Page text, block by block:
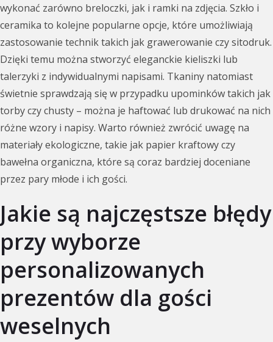
wykonać zarówno breloczki, jak i ramki na zdjęcia. Szkło i
ceramika to kolejne popularne opcje, które umożliwiają
zastosowanie technik takich jak grawerowanie czy sitodruk.
Dzięki temu można stworzyć eleganckie kieliszki lub
talerzyki z indywidualnymi napisami. Tkaniny natomiast
świetnie sprawdzają się w przypadku upominków takich jak
torby czy chusty – można je haftować lub drukować na nich
różne wzory i napisy. Warto również zwrócić uwagę na
materiały ekologiczne, takie jak papier kraftowy czy
bawełna organiczna, które są coraz bardziej doceniane
przez pary młode i ich gości.
Jakie są najczęstsze błędy
przy wyborze
personalizowanych
prezentów dla gości
weselnych